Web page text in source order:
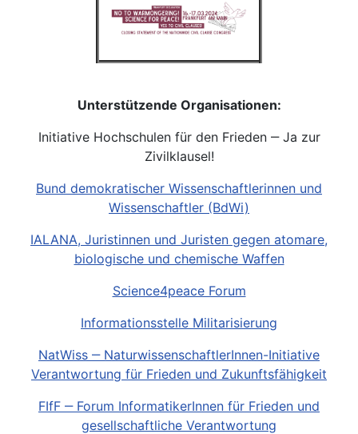
Unterstützende Organisationen:
Initiative Hochschulen für den Frieden ‒ Ja zur
Zivilklausel!
Bund demokratischer Wissenschaftlerinnen und
Wissenschaftler (BdWi)
IALANA, Juristinnen und Juristen gegen atomare,
biologische und chemische Waffen
Science4peace Forum
Informationsstelle Militarisierung
NatWiss ‒ NaturwissenschaftlerInnen-Initiative
Verantwortung für Frieden und Zukunftsfähigkeit
FIfF ‒ Forum InformatikerInnen für Frieden und
gesellschaftliche Verantwortung